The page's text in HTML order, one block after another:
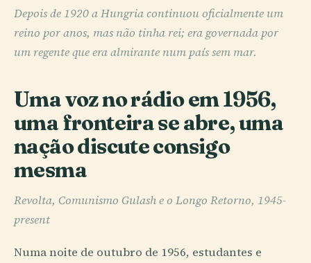
Depois de 1920 a Hungria continuou oficialmente um
reino por anos, mas não tinha rei; era governada por
um regente que era almirante num país sem mar.
Uma voz no rádio em 1956,
uma fronteira se abre, uma
nação discute consigo
mesma
Revolta, Comunismo Gulash e o Longo Retorno, 1945-
present
Numa noite de outubro de 1956, estudantes e